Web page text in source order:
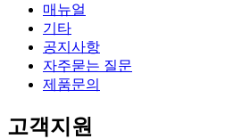
매뉴얼
기타
공지사항
자주묻는 질문
제품문의
고객지원